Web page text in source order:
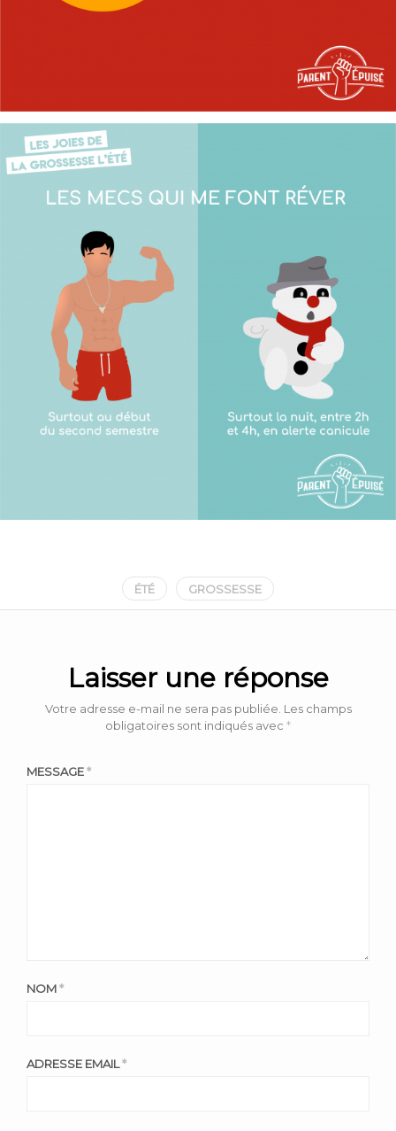
ÉTÉ GROSSESSE
Laisser une réponse
Votre adresse e-mail ne sera pas publiée. Les champs
obligatoires sont indiqués avec *
MESSAGE*
NOM*
ADRESSE EMAIL*